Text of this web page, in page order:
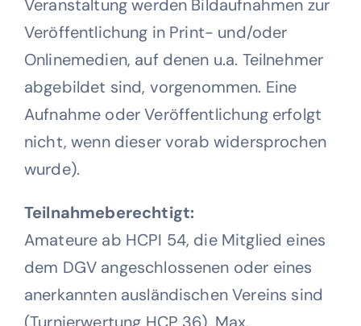
Veranstaltung werden Bildaufnahmen zur
Veröffentlichung in Print- und/oder
Onlinemedien, auf denen u.a. Teilnehmer
abgebildet sind, vorgenommen. Eine
Aufnahme oder Veröffentlichung erfolgt
nicht, wenn dieser vorab widersprochen
wurde).
Teilnahmeberechtigt:
Amateure ab HCPI 54, die Mitglied eines
dem DGV angeschlossenen oder eines
anerkannten ausländischen Vereins sind